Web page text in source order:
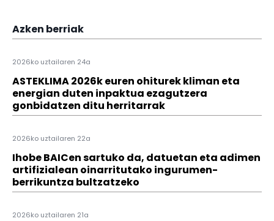
Azken berriak
2026ko uztailaren 24a
ASTEKLIMA 2026k euren ohiturek kliman eta
energian duten inpaktua ezagutzera
gonbidatzen ditu herritarrak
2026ko uztailaren 22a
Ihobe BAICen sartuko da, datuetan eta adimen
artifizialean oinarritutako ingurumen-
berrikuntza bultzatzeko
2026ko uztailaren 21a